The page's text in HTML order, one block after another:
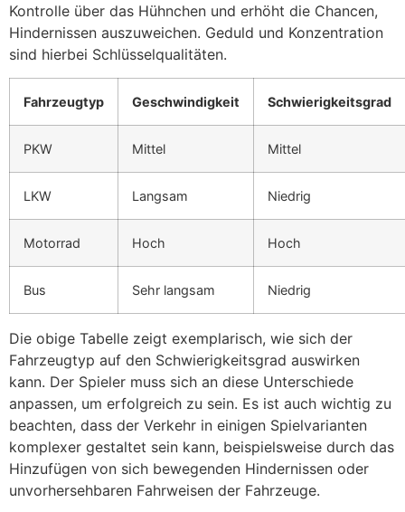
Kontrolle über das Hühnchen und erhöht die Chancen,
Hindernissen auszuweichen. Geduld und Konzentration
sind hierbei Schlüsselqualitäten.
Fahrzeugtyp Geschwindigkeit Schwierigkeitsgrad
PKW Mittel Mittel
LKW Langsam Niedrig
Motorrad Hoch Hoch
Bus Sehr langsam Niedrig
Die obige Tabelle zeigt exemplarisch, wie sich der
Fahrzeugtyp auf den Schwierigkeitsgrad auswirken
kann. Der Spieler muss sich an diese Unterschiede
anpassen, um erfolgreich zu sein. Es ist auch wichtig zu
beachten, dass der Verkehr in einigen Spielvarianten
komplexer gestaltet sein kann, beispielsweise durch das
Hinzufügen von sich bewegenden Hindernissen oder
unvorhersehbaren Fahrweisen der Fahrzeuge.